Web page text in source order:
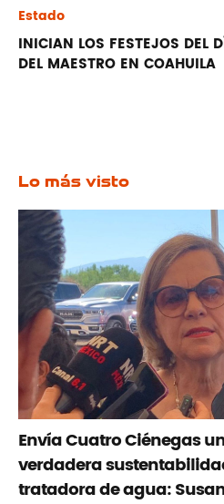
Estado
INICIAN LOS FESTEJOS DEL
DEL MAESTRO EN COAHUILA
Lo más visto
Envía Cuatro Ciénegas
verdadera
tratadora de agua: